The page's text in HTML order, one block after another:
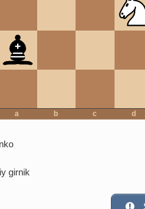
a b c d
girnik